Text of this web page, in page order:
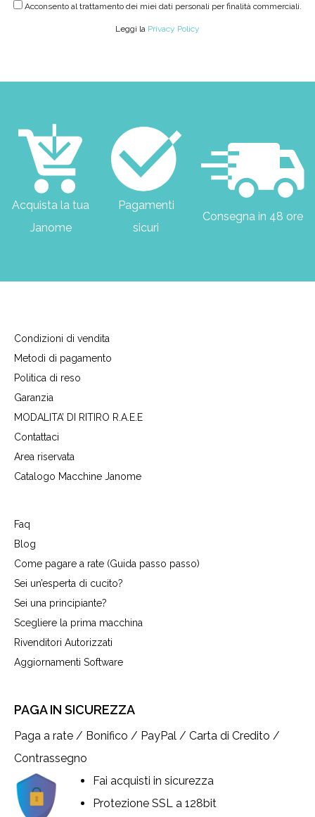
Acconsento al trattamento dei miei dati personali per finalità commerciali.
Leggi la Privacy Policy
Acquista la tua
Janome
Pagamenti
sicuri
Consegna in 48 ore
Condizioni di vendita
Metodi di pagamento
Politica di reso
Garanzia
MODALITA’ DI RITIRO R.A.E.E
Contattaci
Area riservata
Catalogo Macchine Janome
Faq
Blog
Come pagare a rate (Guida passo passo)
Sei un’esperta di cucito?
Sei una principiante?
Scegliere la prima macchina
Rivenditori Autorizzati
Aggiornamenti Software
PAGA IN SICUREZZA
Paga a rate / Bonifico / PayPal / Carta di Credito /
Contrassegno
Fai acquisti in sicurezza
Protezione SSL a 128bit